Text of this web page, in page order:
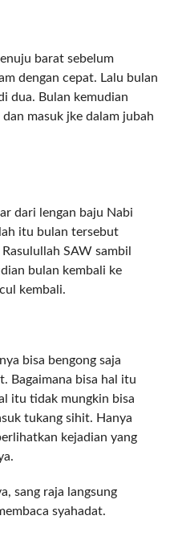
barat sebelum
dengan cepat. Lalu bulan
dua. Bulan kemudian
masuk jke dalam jubah
dari lengan baju Nabi
itu bulan tersebut
SAW sambil
bulan kembali ke
kembali.
bisa bengong saja
Bagaimana bisa hal itu
itu tidak mungkin bisa
tukang sihit. Hanya
kejadian yang
sang raja langsung
syahadat.